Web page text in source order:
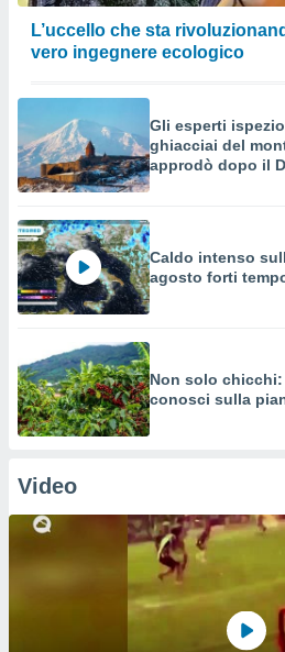
L’uccello che sta
vero ingegnere ecologico
Gli esperti
ghiacciai del
approdò dopo il
Caldo intenso
agosto forti
Non solo
conosci sulla
Video